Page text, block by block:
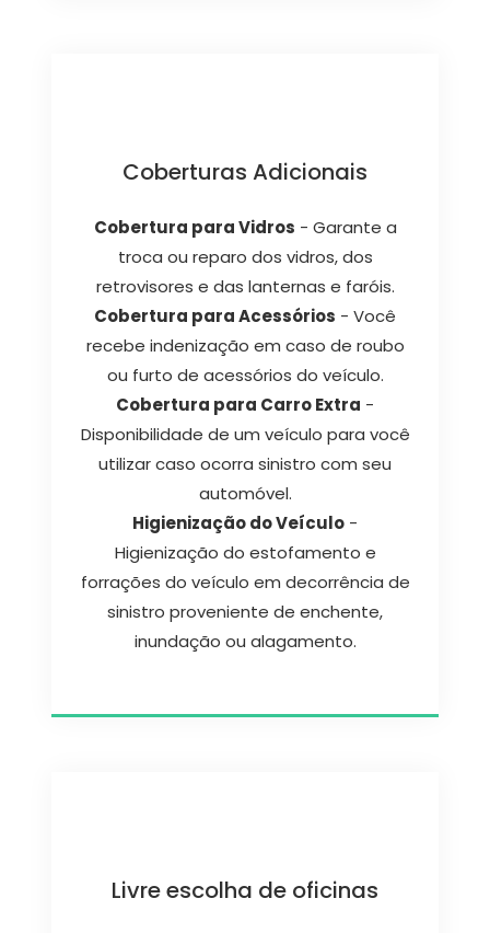
Coberturas Adicionais
Cobertura para Vidros - Garante a
troca ou reparo dos vidros, dos
retrovisores e das lanternas e faróis.
Cobertura para Acessórios - Você
recebe indenização em caso de roubo
ou furto de acessórios do veículo.
Cobertura para Carro Extra -
Disponibilidade de um veículo para você
utilizar caso ocorra sinistro com seu
automóvel.
Higienização do Veículo -
Higienização do estofamento e
forrações do veículo em decorrência de
sinistro proveniente de enchente,
inundação ou alagamento.
Livre escolha de oficinas